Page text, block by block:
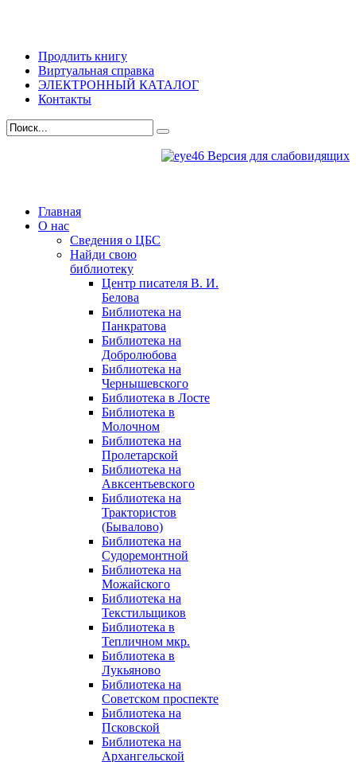
Продлить книгу
Виртуальная справка
ЭЛЕКТРОННЫЙ КАТАЛОГ
Контакты
Версия для слабовидящих
Главная
О нас
Сведения о ЦБС
Найди свою
библиотеку
Центр писателя В. И.
Белова
Библиотека на
Панкратова
Библиотека на
Добролюбова
Библиотека на
Чернышевского
Библиотека в Лосте
Библиотека в
Молочном
Библиотека на
Пролетарской
Библиотека на
Авксентьевского
Библиотека на
Трактористов
(Бывалово)
Библиотека на
Судоремонтной
Библиотека на
Можайского
Библиотека на
Текстильщиков
Библиотека в
Тепличном мкр.
Библиотека в
Лукьяново
Библиотека на
Советском проспекте
Библиотека на
Псковской
Библиотека на
Архангельской